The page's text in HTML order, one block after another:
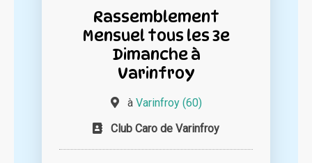
Rassemblement
Mensuel tous les 3e
Dimanche à
Varinfroy
à Varinfroy (60)
Club Caro de Varinfroy